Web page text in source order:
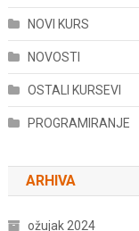
NOVI KURS
NOVOSTI
OSTALI KURSEVI
PROGRAMIRANJE
ARHIVA
ožujak 2024